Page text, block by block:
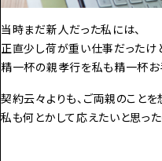
当時まだ新人だった私には、
正直少し荷が重い仕事だったけ
精一杯の親孝行を私も精一杯お
契約云々よりも、ご両親のこと
私も何とかして応えたいと思った